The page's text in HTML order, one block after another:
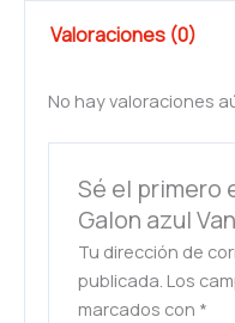
Valoraciones (0)
No hay valoraciones
Sé el primero
Galon azul
Tu dirección de
publicada. Los
marcados con *